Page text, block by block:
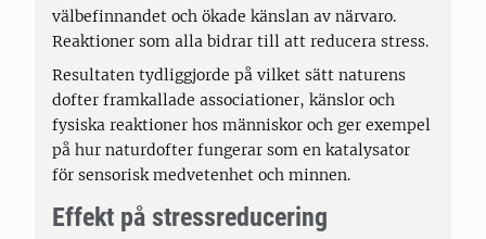
välbefinnandet och ökade känslan av närvaro.
Reaktioner som alla bidrar till att reducera stress.
Resultaten tydliggjorde på vilket sätt naturens
dofter framkallade associationer, känslor och
fysiska reaktioner hos människor och ger exempel
på hur naturdofter fungerar som en katalysator
för sensorisk medvetenhet och minnen.
Effekt på stressreducering